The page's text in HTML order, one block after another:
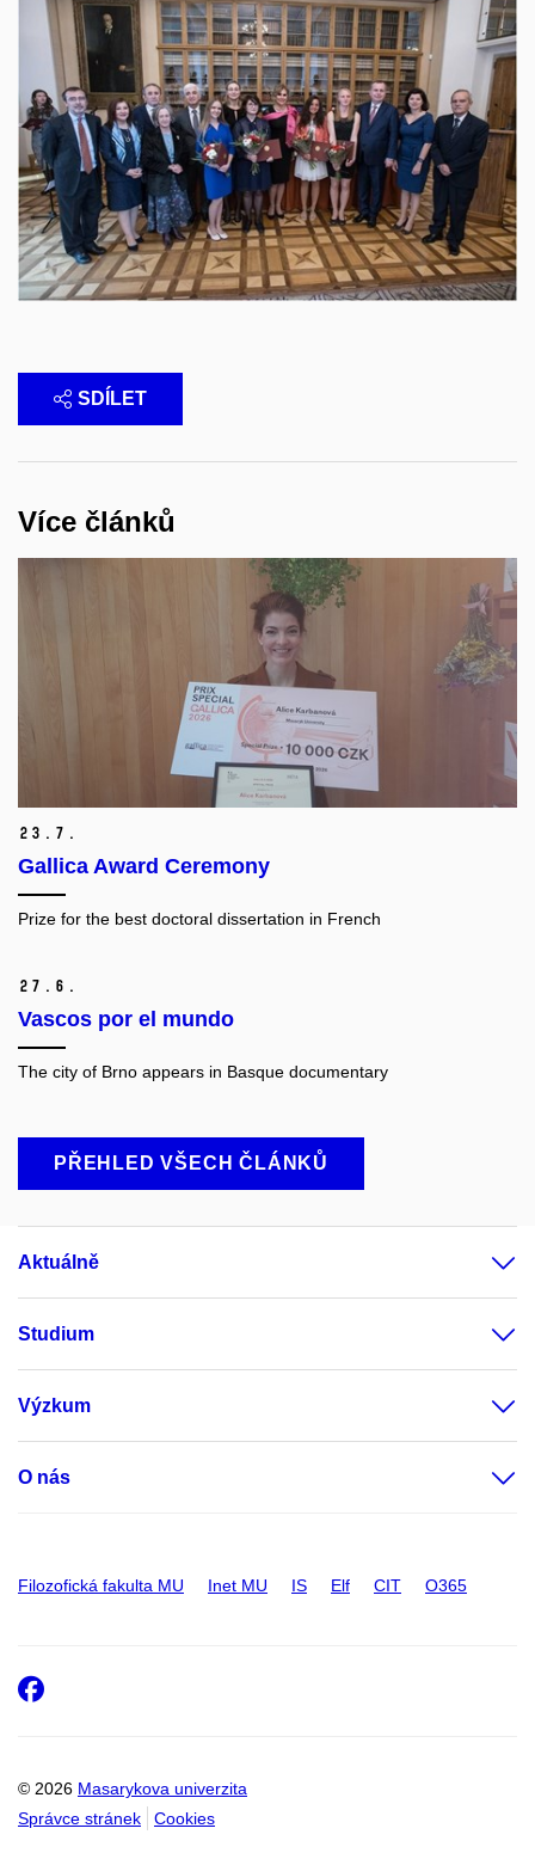
SDÍLET
Více článků
23. 7.
Gallica Award Ceremony
Prize for the best doctoral dissertation in French
27. 6.
Vascos por el mundo
The city of Brno appears in Basque documentary
PŘEHLED VŠECH ČLÁNKŮ
Aktuálně
Studium
Výzkum
O nás
Filozofická fakulta MU Inet MU IS Elf CIT O365
© 2026 Masarykova univerzita
Správce stránek
Cookies
Facebook